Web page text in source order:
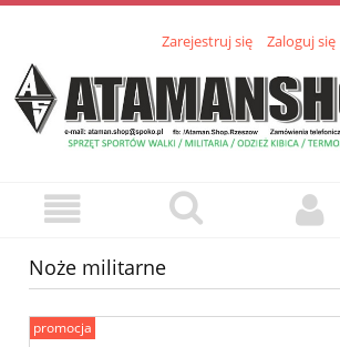
Zarejestruj się Zaloguj się
Noże militarne
promocja